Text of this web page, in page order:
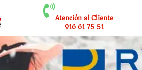
Atención al Cliente
916 61 75 51